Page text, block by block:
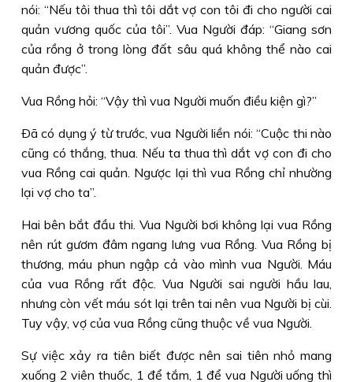
nói: “Nếu tôi thua thì tôi dắt vợ con tôi đi cho người cai
quản vương quốc của tôi”. Vua Người đáp: “Giang sơn
của rồng ở trong lòng đất sâu quá không thể nào cai
quản được”.
Vua Rồng hỏi: “Vậy thì vua Người muốn điều kiện gì?”
Ðã có dụng ý từ trước, vua Người liền nói: “Cuộc thi nào
cũng có thắng, thua. Nếu ta thua thì dắt vợ con đi cho
vua Rồng cai quản. Ngược lại thì vua Rồng chỉ nhường
lại vợ cho ta”.
Hai bên bắt đầu thi. Vua Người bơi không lại vua Rồng
nên rút gươm đâm ngang lưng vua Rồng. Vua Rồng bị
thương, máu phun ngập cả vào mình vua Người. Máu
của vua Rồng rất độc. Vua Người sai người hầu lau,
nhưng còn vết máu sót lại trên tai nên vua Người bị cùi.
Tuy vậy, vợ của vua Rồng cũng thuộc về vua Người.
Sự việc xảy ra tiên biết được nên sai tiên nhỏ mang
xuống 2 viên thuốc, 1 để tắm, 1 để vua Người uống thì